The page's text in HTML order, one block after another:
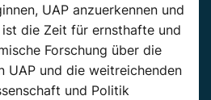
UAP anzuerkennen und
die Zeit für ernsthafte und
Forschung über die
UAP und die weitreichenden
und Politik